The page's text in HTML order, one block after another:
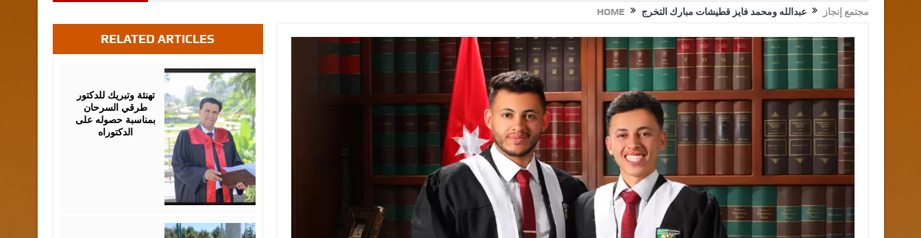
القاضي يلتقي رؤساء تحرير الصحف اليومية ويؤكد حرص مجلس النواب على شراكة فاعلة مع الإعلام دعوة المكلفين بخدمة العلم (الدفعة الثالثة) إلى مراجعة منصة خدمة العلم
الملك يلتقي مجموعة من رفاق السلاح الملك يتلقى اتصالا هاتفيا من العاهل البحريني القاضي محمود أحمد فريحات.. مبارك ومزيدا من التوفيق
عارف بيك فريحات.. مبارك وبكم تزهو المناصب
HOME مجتمع إنجاز عبدالله ومحمد فايز قطيشات مبارك التخرج
RELATED ARTICLES
تهنئة وتبريك للدكتور
طرقي السرحان
بمناسبة حصوله على
الدكتوراه